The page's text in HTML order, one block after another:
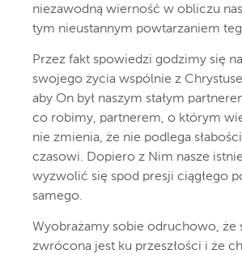
niezawodną wierność w obliczu
tym nieustannym powtarzaniem
Przez fakt spowiedzi godzimy się
swojego życia wspólnie z
aby On był naszym stałym
co robimy, partnerem, o którym
nie zmienia, że nie podlega
czasowi. Dopiero z Nim nasze
wyzwolić się spod presji ciągłego
samego.
Wyobrażamy sobie odruchowo, że
zwrócona jest ku przeszłości i że